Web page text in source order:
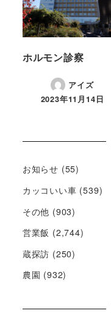
ホルモン診察
アイズ
2023年11月14日
お知らせ (55)
カッコいい車 (539)
その他 (903)
営業飯 (2,744)
蔵探訪 (250)
農園 (932)